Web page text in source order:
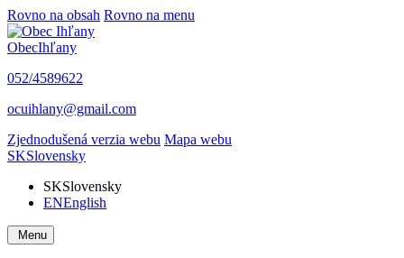
Rovno na obsah Rovno na menu
ObecIhľany
052/4589622
ocuihlany@gmail.com
Zjednodušená verzia webu Mapa webu
SKSlovensky
SKSlovensky
ENEnglish
Menu